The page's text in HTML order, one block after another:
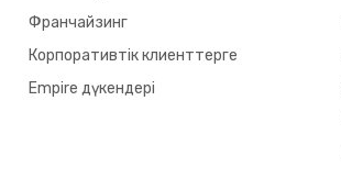
Франчайзинг
Корпоративтік клиенттерге
Empire дүкендері